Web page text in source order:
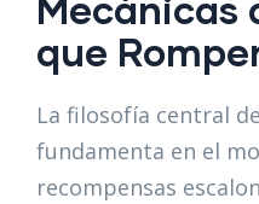
Mecánicas
que
La filosofía central
fundamenta en el
recompensas